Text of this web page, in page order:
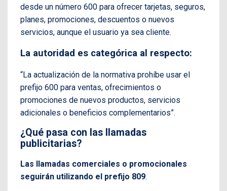
desde un número 600 para ofrecer tarjetas, seguros,
planes, promociones, descuentos o nuevos
servicios, aunque el usuario ya sea cliente.
La autoridad es categórica al respecto:
“La actualización de la normativa prohíbe usar el
prefijo 600 para ventas, ofrecimientos o
promociones de nuevos productos, servicios
adicionales o beneficios complementarios”.
¿Qué pasa con las llamadas
publicitarias?
Las llamadas comerciales o promocionales
seguirán utilizando el prefijo 809.